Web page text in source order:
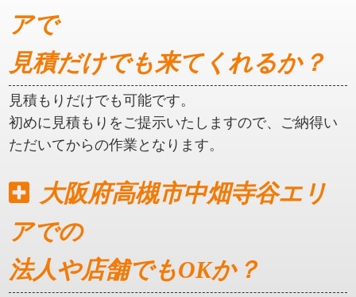
アで
見積だけでも来てくれるか？
見積もりだけでも可能です。
初めに見積もりをご提示いたしますので、ご納得い
ただいてからの作業となります。
大阪府高槻市中畑寺谷エリ
アでの
法人や店舗でもOKか？